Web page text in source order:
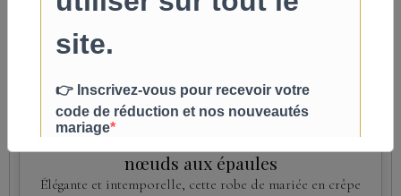
À partir de
Nouveau
Robe de mariée sirène en crêpe avec
nœuds aux épaules
Élégante et intemporelle, cette robe de mariée en crêpe